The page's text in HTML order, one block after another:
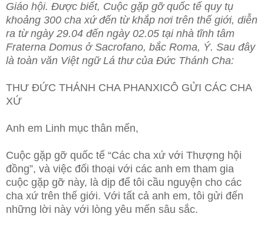
Giáo hội. Được biết, Cuộc gặp gỡ quốc tế quy tụ
khoảng 300 cha xứ đến từ khắp nơi trên thế giới, diễn
ra từ ngày 29.04 đến ngày 02.05 tại nhà tĩnh tâm
Fraterna Domus ở Sacrofano, bắc Roma, Ý. Sau đây
là toàn văn Việt ngữ Lá thư của Đức Thánh Cha:
THƯ ĐỨC THÁNH CHA PHANXICÔ GỬI CÁC CHA
XỨ
Anh em Linh mục thân mến,
Cuộc gặp gỡ quốc tế “Các cha xứ với Thượng hội
đồng”, và việc đối thoại với các anh em tham gia
cuộc gặp gỡ này, là dịp để tôi cầu nguyện cho các
cha xứ trên thế giới. Với tất cả anh em, tôi gửi đến
những lời này với lòng yêu mến sâu sắc.